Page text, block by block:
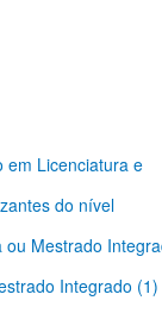
em Licenciatura e
do nível
ou Mestrado
Integrado (1)